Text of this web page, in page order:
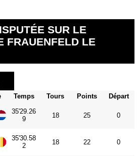
SUR LE
FRAUENFELD LE
Temps Tours Points Départ
35'29.26
9
18 25 0
35'30.58
2
18 22 0